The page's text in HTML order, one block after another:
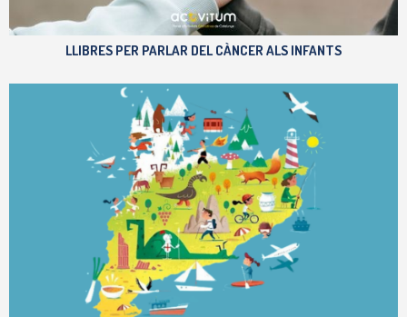
LLIBRES PER PARLAR DEL CÀNCER ALS INFANTS